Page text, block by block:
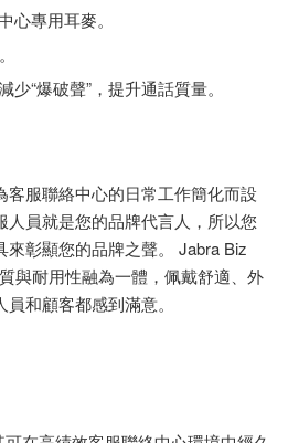
心專用耳麥。
“爆破聲”，提升通話質量。
服聯絡中心的日常工作簡化而設
員就是您的品牌代言人，所以您
來彰顯您的品牌之聲。 Jabra Biz
與耐用性融為一體，佩戴舒適、外
和顧客都感到滿意。